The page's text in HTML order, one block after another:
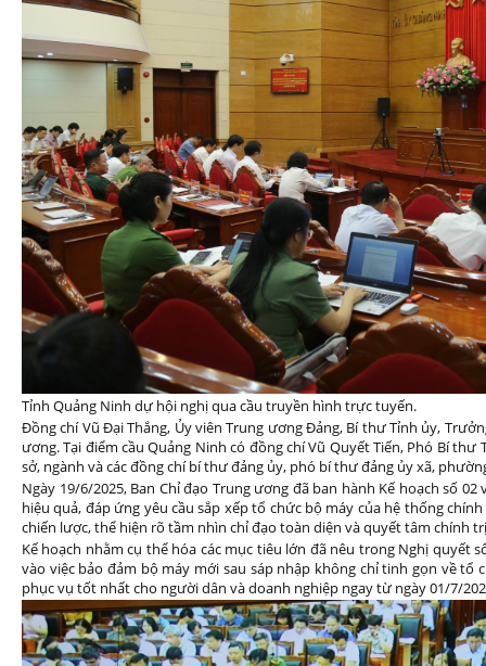
Tỉnh Quảng Ninh dự hội nghị qua cầu truyền hình trực tuyến.
Đồng chí Vũ Đại Thắng, Ủy viên Trung ương Đảng, Bí thư Tỉnh ủy,
ương. Tại điểm cầu Quảng Ninh có đồng chí Vũ Quyết Tiến, Phó Bí thư
sở, ngành và các đồng chí bí thư đảng ủy, phó bí thư đảng ủy xã,
Ngày 19/6/2025, Ban Chỉ đạo Trung ương đã ban hành Kế hoạch số
hiệu quả, đáp ứng yêu cầu sắp xếp tổ chức bộ máy của hệ thống
chiến lược, thể hiện rõ tầm nhìn chỉ đạo toàn diện và quyết tâm chính
Kế hoạch nhằm cụ thể hóa các mục tiêu lớn đã nêu trong Nghị quyết
vào việc bảo đảm bộ máy mới sau sáp nhập không chỉ tinh gọn về
phục vụ tốt nhất cho người dân và doanh nghiệp ngay từ ngày 01/7/